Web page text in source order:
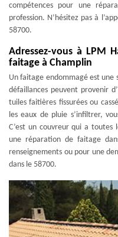
compétences pour une
profession. N’hésitez pas à
58700.
Adressez-vous à LPM
faitage à Champlin
Un faitage endommagé est une
défaillances peuvent provenir
tuiles faitières fissurées ou
les eaux de pluie s’infiltrer,
C’est un couvreur qui a toutes
une réparation de faitage
renseignements ou pour une
dans le 58700.